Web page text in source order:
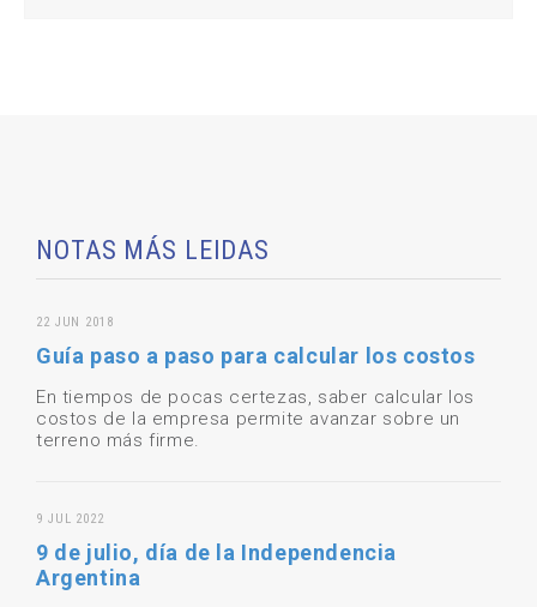
NOTAS MÁS LEIDAS
22 JUN 2018
Guía paso a paso para calcular los costos
En tiempos de pocas certezas, saber calcular los
costos de la empresa permite avanzar sobre un
terreno más firme.
9 JUL 2022
9 de julio, día de la Independencia
Argentina